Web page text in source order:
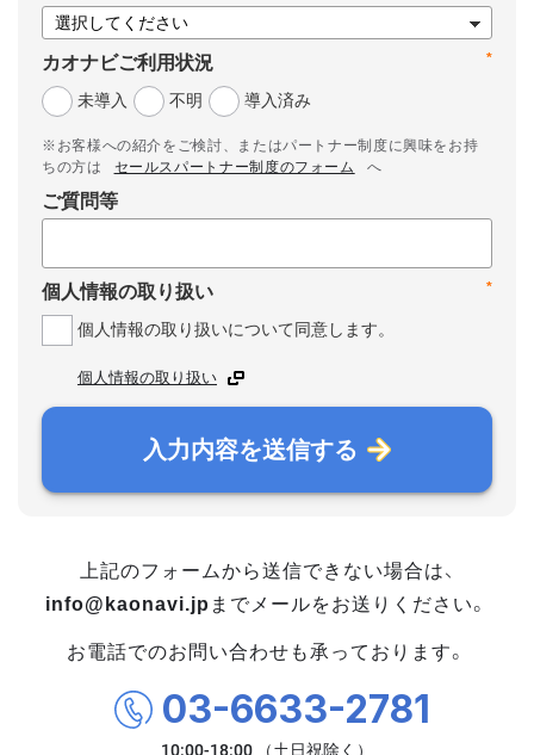
*
カオナビご利用状況
未導入
不明 導入済み
※お客様への紹介をご検討、またはパートナー制度に興味をお持
ちの方は
セールスパートナー制度のフォーム へ
ご質問等
*
個人情報の取り扱い
個人情報の取り扱いについて同意します。
個人情報の取り扱い
入力内容を送信する
上記のフォームから送信できない場合は、
info@kaonavi.jp までメールをお送りください。
お電話でのお問い合わせも承っております。
03-6633-2781